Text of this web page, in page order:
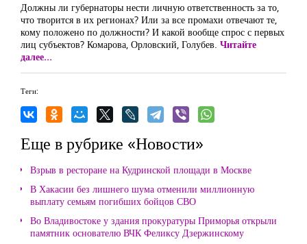
Должны ли губернаторы нести личную ответственность за то,
что творится в их регионах? Или за все промахи отвечают те,
кому положено по должности? И какой вообще спрос с первых
лиц субъектов? Комарова, Орловский, Голубев. Читайте
далее...
Теги:
Еще в рубрике «Новости»
Взрыв в ресторане на Кудринской площади в Москве
В Хакасии без лишнего шума отменили миллионную
выплату семьям погибших бойцов СВО
Во Владивостоке у здания прокуратуры Приморья открыли
памятник основателю ВЧК Феликсу Дзержинскому